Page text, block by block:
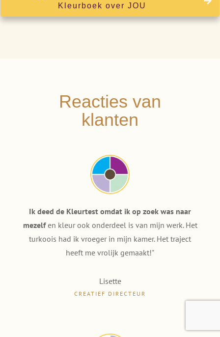
Kleurboek over JOU
Reacties van
klanten
Ik deed de Kleurtest omdat ik op zoek was naar
mezelfen kleur ook onderdeel is van mijn werk. Het
turkoois had ik vroeger in mijn kamer. Het traject
heeft me vrolijk gemaakt!"
Lisette
CREATIEF DIRECTEUR